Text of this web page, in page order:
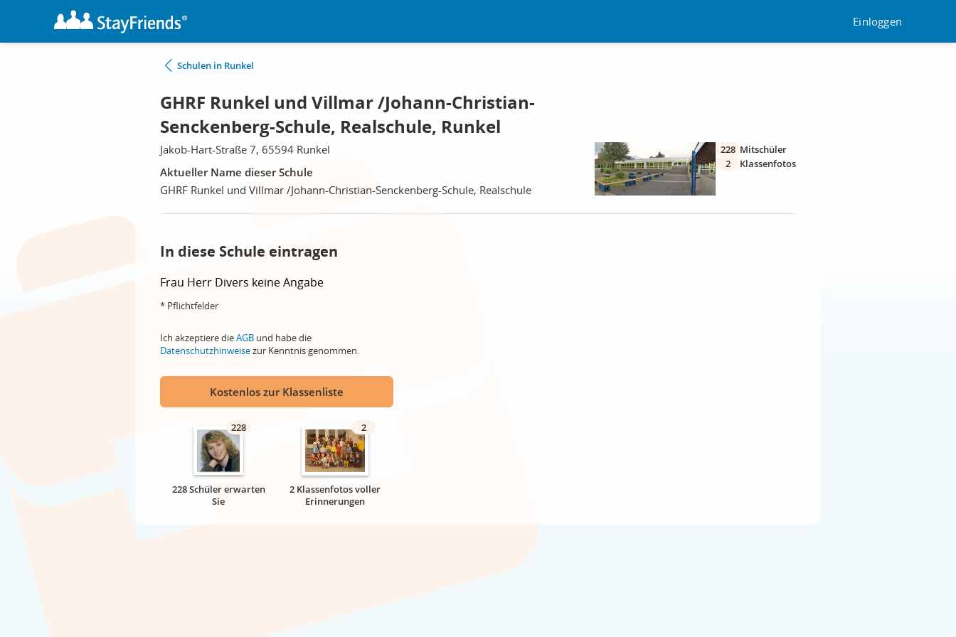
Einloggen
Schulen in Runkel
GHRF Runkel und Villmar /Johann-Christian-
Senckenberg-Schule, Realschule, Runkel
Jakob-Hart-Straße 7, 65594 Runkel
Aktueller Name dieser Schule
GHRF Runkel und Villmar /Johann-Christian-Senckenberg-Schule, Realschule
228 Mitschüler
2
Klassenfotos
In diese Schule eintragen
Frau Herr Divers keine Angabe
* Pflichtfelder
Ich akzeptiere dieAGB und habe die
Datenschutzhinweisezur Kenntnis genommen.
Kostenlos zur Klassenliste
228
228 Schüler erwarten
Sie
2
2 Klassenfotos voller
Erinnerungen